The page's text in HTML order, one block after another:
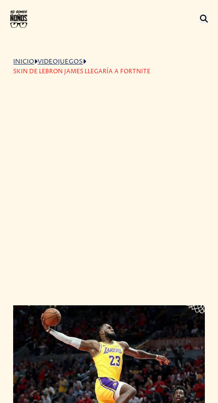
INICIO VIDEOJUEGOS
SKIN DE LEBRON JAMES LLEGARÍA A FORTNITE